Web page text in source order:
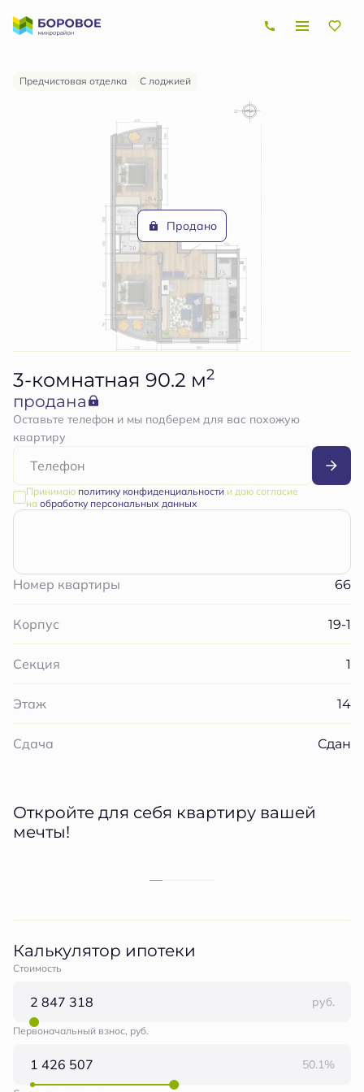
3-комнатная Цена по запросу
Предчистовая отделка С лоджией
Продано
3-комнатная 90.2 м2
продана
Оставьте телефон и мы подберем для вас похожую
квартиру
Принимаю политику конфиденциальностии даю согласие
на обработку персональных данных
Номер квартиры 66
Корпус 19-1
Секция 1
Этаж 14
Сдача Сдан
Откройте для себя квартиру вашей
мечты!
Калькулятор ипотеки
Стоимость
руб.
Первоначальный взнос, руб.
50.1%